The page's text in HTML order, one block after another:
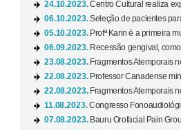
24.10.2023.Centro Cultural realiza
06.10.2023.Seleção de pacientes
05.10.2023. Profª Karin é a primeira
06.09.2023. Recessão gengival,
23.08.2023. Fragmentos Atemporais
22.08.2023. Professor Canadense
22.08.2023. Fragmentos Atemporais
11.08.2023.Congresso
07.08.2023. Bauru Orofacial Pain